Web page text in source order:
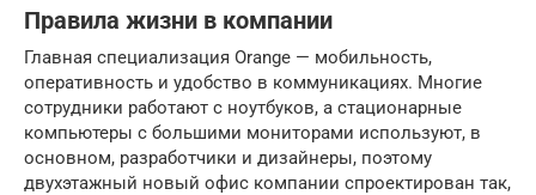
Правила жизни в компании
Главная специализация Orange — мобильность,
оперативность и удобство в коммуникациях. Многие
сотрудники работают с ноутбуков, а стационарные
компьютеры с большими мониторами используют, в
основном, разработчики и дизайнеры, поэтому
двухэтажный новый офис компании спроектирован так,